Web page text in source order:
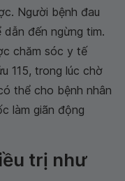
Người bệnh đau
đến ngừng tim.
chăm sóc y tế
115, trong lúc chờ
thể cho bệnh nhân
làm giãn động
trị như